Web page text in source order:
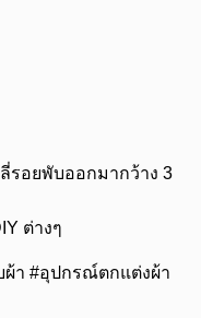
รอยพับออกมากว้าง 3
ต่างๆ
ผ้า #อุปกรณ์ตกแต่งผ้า